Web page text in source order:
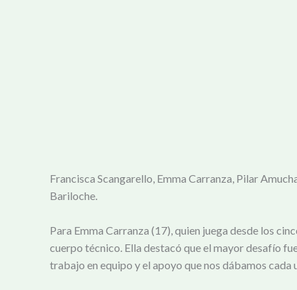
Francisca Scangarello, Emma Carranza, Pilar
Bariloche.
Para Emma Carranza (17), quien juega desde los
cuerpo técnico. Ella destacó que el mayor desafío
trabajo en equipo y el apoyo que nos dábamos cada